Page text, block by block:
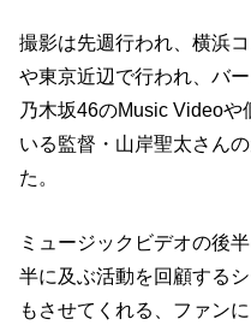
撮影は先週行われ、横浜
や東京近辺で行われ、バ
乃木坂46のMusic Video
いる監督・山岸聖太さん
た。
ミュージックビデオの後
半に及ぶ活動を回顧する
もさせてくれる、ファン